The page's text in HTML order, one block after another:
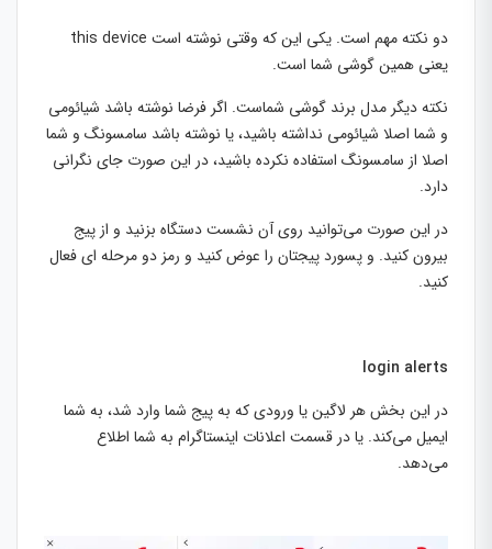
دو نکته مهم است. یکی این که وقتی نوشته است this device
یعنی همین گوشی شما است.
نکته دیگر مدل برند گوشی شماست. اگر فرضا نوشته باشد شیائومی
و شما اصلا شیائومی نداشته باشید، یا نوشته باشد سامسونگ و شما
اصلا از سامسونگ استفاده نکرده باشید، در این صورت جای نگرانی
دارد.
در این صورت می‌توانید روی آن نشست دستگاه بزنید و از پیج
بیرون کنید. و پسورد پیجتان را عوض کنید و رمز دو مرحله ای فعال
کنید.
login alerts
در این بخش هر لاگین یا ورودی که به پیج شما وارد شد، به شما
ایمیل می‌کند. یا در قسمت اعلانات اینستاگرام به شما اطلاع
می‌دهد.